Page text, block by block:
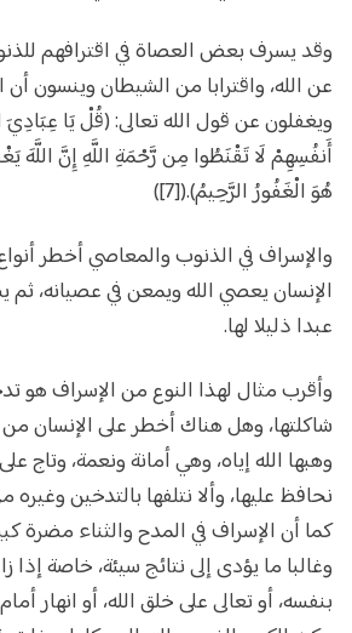
وقد يسرف بعض العصاة في اقترافهم
عن الله، واقترابا من الشيطان وينسون أن
ويغفلون عن قول الله تعالى: (قُلْ يَا عِبَادِيَ
أَنفُسِهِمْ لَا تَقْنَطُوا مِن رَّحْمَةِ اللَّهِ إِنَّ اللَّهَ
هُوَ الْغَفُورُ الرَّحِيمُ).([7])
والإسراف في الذنوب والمعاصي أخطر
الإنسان يعصي الله ويمعن في عصيانه،
عبدا ذليلا لها.
وأقرب مثال لهذا النوع من الإسراف هو
شاكلتها، وهل هناك أخطر على الإنسان
وهبها الله إياه، وهي أمانة ونعمة، وتاج
نحافظ عليها، وألا نتلفها بالتدخين وغيره
كما أن الإسراف في المدح والثناء مضرة
وغالبا ما يؤدى إلى نتائج سيئة، خاصة
بنفسه، أو تعالى على خلق الله، أو انهار